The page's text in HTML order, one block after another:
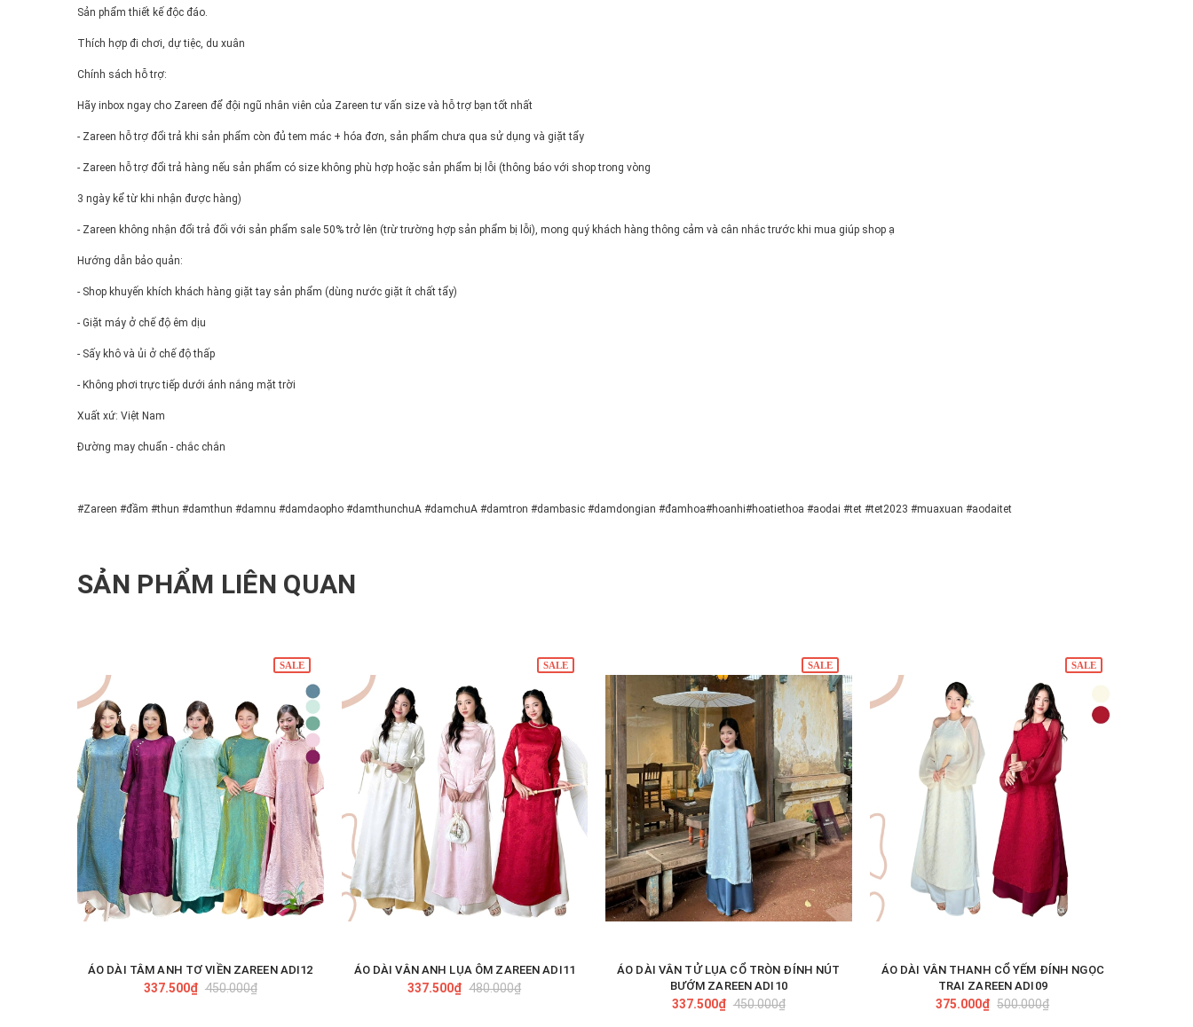
Sản phẩm thiết kế độc đáo.
Thích hợp đi chơi, dự tiệc, du xuân
Chính sách hỗ trợ:
Hãy inbox ngay cho Zareen để đội ngũ nhân viên của Zareen tư vấn size và hỗ trợ bạn tốt nhất
- Zareen hỗ trợ đổi trả khi sản phẩm còn đủ tem mác + hóa đơn, sản phẩm chưa qua sử dụng và giặt tẩy
- Zareen hỗ trợ đổi trả hàng nếu sản phẩm có size không phù hợp hoặc sản phẩm bị lỗi (thông báo với shop trong vòng
3 ngày kể từ khi nhận được hàng)
- Zareen không nhận đổi trả đối với sản phẩm sale 50% trở lên (trừ trường hợp sản phẩm bị lỗi), mong quý khách hàng thông cảm và cân nhắc trước khi mua giúp shop ạ
Hướng dẫn bảo quản:
- Shop khuyến khích khách hàng giặt tay sản phẩm (dùng nước giặt ít chất tẩy)
- Giặt máy ở chế độ êm dịu
- Sấy khô và ủi ở chế độ thấp
- Không phơi trực tiếp dưới ánh nắng mặt trời
Xuất xứ: Việt Nam
Đường may chuẩn - chắc chắn
#Zareen #đầm #thun #damthun #damnu #damdaopho #damthunchuA #damchuA #damtron #dambasic #damdongian #đamhoa#hoanhi#hoatiethoa #aodai #tet #tet2023 #muaxuan #aodaitet
SẢN PHẨM LIÊN QUAN
SALE
TÙY CHỌN
ÁO DÀI TÂM ANH TƠ VIỀN ZAREEN ADI12
337.500₫ 450.000₫
SALE
TÙY CHỌN
ÁO DÀI VÂN ANH LỤA ÔM ZAREEN ADI11
337.500₫ 480.000₫
SALE
TÙY CHỌN
ÁO DÀI VÂN TỬ LỤA CỔ TRÒN ĐÍNH NÚT
BƯỚM ZAREEN ADI10
337.500₫ 450.000₫
SALE
TÙY CHỌN
ÁO DÀI VÂN THANH CỔ YẾM ĐÍNH NGỌC
TRAI ZAREEN ADI09
375.000₫ 500.000₫